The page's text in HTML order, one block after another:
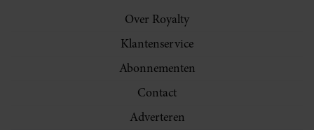
Over Royalty
Klantenservice
Abonnementen
Contact
Adverteren